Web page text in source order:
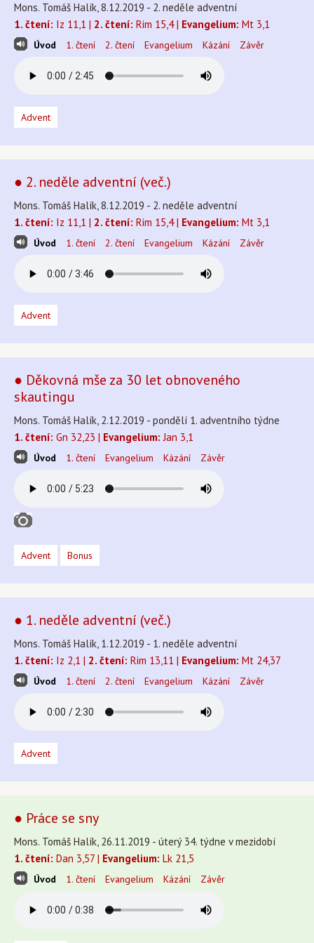
Mons. Tomáš Halík, 8.12.2019 - 2. neděle adventní
1. čtení: Iz 11,1 | 2. čtení: Rim 15,4 | Evangelium: Mt 3,1
Úvod 1. čtení 2. čtení Evangelium Kázání Závěr
Advent
● 2. neděle adventní (več.)
Mons. Tomáš Halík, 8.12.2019 - 2. neděle adventní
1. čtení: Iz 11,1 | 2. čtení: Rim 15,4 | Evangelium: Mt 3,1
Úvod 1. čtení 2. čtení Evangelium Kázání Závěr
Advent
● Děkovná mše za 30 let obnoveného
skautingu
Mons. Tomáš Halík, 2.12.2019 - pondělí 1. adventního týdne
1. čtení: Gn 32,23 | Evangelium: Jan 3,1
Úvod 1. čtení Evangelium Kázání Závěr
Advent Bonus
● 1. neděle adventní (več.)
Mons. Tomáš Halík, 1.12.2019 - 1. neděle adventní
1. čtení: Iz 2,1 | 2. čtení: Rim 13,11 | Evangelium: Mt 24,37
Úvod 1. čtení 2. čtení Evangelium Kázání Závěr
Advent
● Práce se sny
Mons. Tomáš Halík, 26.11.2019 - úterý 34. týdne v mezidobí
1. čtení: Dan 3,57 | Evangelium: Lk 21,5
Úvod 1. čtení Evangelium Kázání Závěr